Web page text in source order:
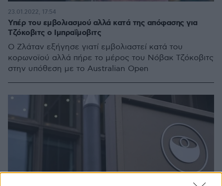
Υπέρ του εμβολιασμού αλλά κατά της απόφασης για
Τζόκοβιτς ο Ιμπραΐμοβιτς
O Ζλάταν εξήγησε γιατί εμβολιαστεί κατά του
κορωνοϊού αλλά πήρε το μέρος του Νόβακ Τζόκοβιτς
στην υπόθεση με το Australian Open
23.01.2022, 17:54